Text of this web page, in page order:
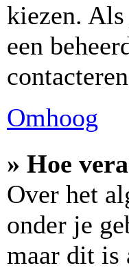
kiezen.
een
Omhoog
» Hoe
Over het
onder je
maar dit is